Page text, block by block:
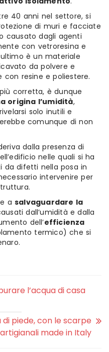
40 anni nel settore, si
di muri e facciate
causato dagli agenti
con vetroresina e
è un materiale
da polvere e
resine e poliestere.
corretta, è dunque
origina l’umidità,
solo inutili e
comunque di non
dalla presenza di
nelle quali si ha
da difetti nella posa in
intervenire per
a salvaguardare la
dall’umidità e dalla
dell’efficienza
termico) che si
l’acqua di casa
piede, con le scarpe
artigianali made in Italy